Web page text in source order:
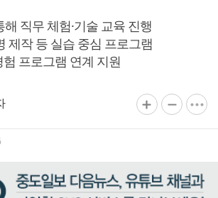
직무 체험·기술 교육 진행
제작 등 실습 중심 프로그램
프로그램 연계 지원